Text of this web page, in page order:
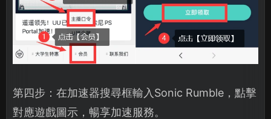
第四步：在加速器搜尋框輸入Sonic Rumble，點擊
對應遊戲圖示，暢享加速服務。